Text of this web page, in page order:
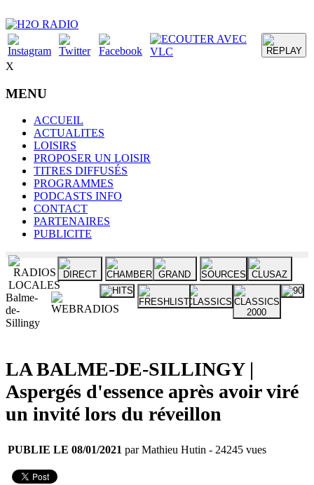
X
MENU
ACCUEIL
ACTUALITES
LOISIRS
PROPOSER UN LOISIR
TITRES DIFFUSÉS
PROGRAMMES
PODCASTS INFO
CONTACT
PARTENAIRES
PUBLICITE
Balme-
de-
Sillingy
LA BALME-DE-SILLINGY |
Aspergés d'essence après avoir viré
un invité lors du réveillon
PUBLIE LE 08/01/2021 par Mathieu Hutin - 24245 vues